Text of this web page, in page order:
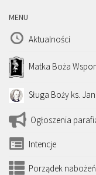
MENU
Aktualności
Matka Boża
Sługa Boży ks.
Ogłoszenia
Intencje
Porządek